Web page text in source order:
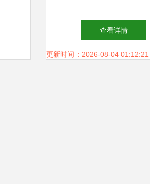
件到应用的革新之路
查看详情
更新时间：2026-08-04 01:12:21